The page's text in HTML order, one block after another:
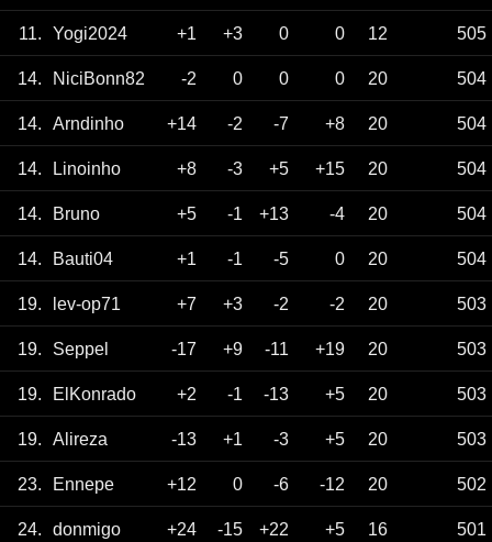
11. Yogi2024 +1 +3 0 0 12 505
14. NiciBonn82 -2 0 0 0 20 504
14. Arndinho +14 -2 -7 +8 20 504
14. Linoinho +8 -3 +5 +15 20 504
14. Bruno +5 -1 +13 -4 20 504
14. Bauti04 +1 -1 -5 0 20 504
19. lev-op71 +7 +3 -2 -2 20 503
19. Seppel -17 +9 -11 +19 20 503
19. ElKonrado +2 -1 -13 +5 20 503
19. Alireza -13 +1 -3 +5 20 503
23. Ennepe +12 0 -6 -12 20 502
24. donmigo +24 -15 +22 +5 16 501